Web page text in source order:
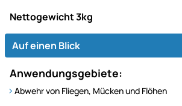
Nettogewicht 3kg
Auf einen Blick
Anwendungsgebiete:
Abwehr von Fliegen, Mücken und Flöhen